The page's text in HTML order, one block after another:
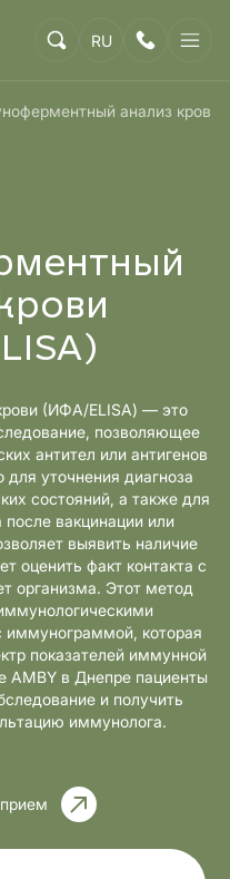
RU
анализ крови
(ИФА/ELISA) — это
позволяющее
антител или антигенов
для уточнения диагноза
состояний, а также для
вакцинации или
выявить наличие
оценить факт контакта с
организма. Этот метод
иммунограммой, которая
показателей иммунной
AMBY в Днепре пациенты
и получить
иммунолога.